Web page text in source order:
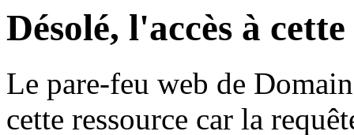
Désolé, l'accès à
Le pare-feu web de
cette ressource car la